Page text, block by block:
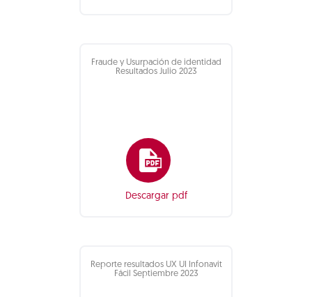
Fraude y Usurpación de identidad
Resultados Julio 2023
Descargar pdf
Reporte resultados UX UI Infonavit
Fácil Septiembre 2023